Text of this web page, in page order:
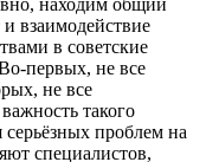
находим общий
взаимодействие
в советские
первых, не все
не все
такого
серьёзных проблем на
специалистов,